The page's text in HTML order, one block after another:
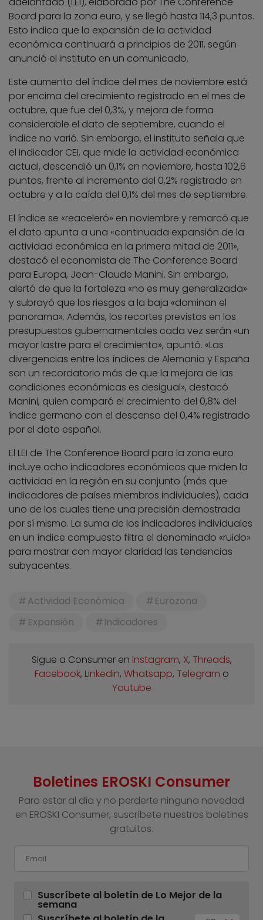
Board para la zona euro, y se llegó hasta 114,3 puntos.
Esto indica que la expansión de la actividad
económica continuará a principios de 2011, según
anunció el instituto en un comunicado.
Este aumento del índice del mes de noviembre está
por encima del crecimiento registrado en el mes de
octubre, que fue del 0,3%, y mejora de forma
considerable el dato de septiembre, cuando el
índice no varió. Sin embargo, el instituto señala que
el indicador CEI, que mide la actividad económica
actual, descendió un 0,1% en noviembre, hasta 102,6
puntos, frente al incremento del 0,2% registrado en
octubre y a la caída del 0,1% del mes de septiembre.
El índice se «reaceleró» en noviembre y remarcó que
el dato apunta a una «continuada expansión de la
actividad económica en la primera mitad de 2011»,
destacó el economista de The Conference Board
para Europa, Jean-Claude Manini. Sin embargo,
alertó de que la fortaleza «no es muy generalizada»
y subrayó que los riesgos a la baja «dominan el
panorama». Además, los recortes previstos en los
presupuestos gubernamentales cada vez serán «un
mayor lastre para el crecimiento», apuntó. «Las
divergencias entre los índices de Alemania y España
son un recordatorio más de que la mejora de las
condiciones económicas es desigual», destacó
Manini, quien comparó el crecimiento del 0,8% del
índice germano con el descenso del 0,4% registrado
por el dato español.
El LEI de The Conference Board para la zona euro
incluye ocho indicadores económicos que miden la
actividad en la región en su conjunto (más que
indicadores de países miembros individuales), cada
uno de los cuales tiene una precisión demostrada
por sí mismo. La suma de los indicadores individuales
en un índice compuesto filtra el denominado «ruido»
para mostrar con mayor claridad las tendencias
subyacentes.
Actividad Económica
Eurozona
Expansión
Indicadores
Sigue a Consumer en Instagram, X, Threads,
Facebook, Linkedin, Whatsapp, Telegram o
Youtube
Boletines EROSKI Consumer
Para estar al día y no perderte ninguna novedad
en EROSKI Consumer, suscríbete nuestros boletines
gratuitos.
Suscríbete al boletín de Lo Mejor de la
semana